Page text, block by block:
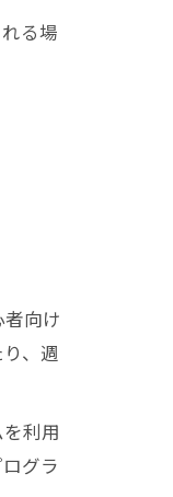
る場
向け
、週
利用
グラ